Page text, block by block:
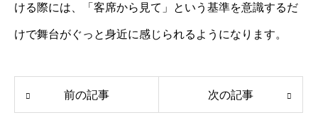
ける際には、「客席から見て」という基準を意識するだ
けで舞台がぐっと身近に感じられるようになります。
前の記事 次の記事